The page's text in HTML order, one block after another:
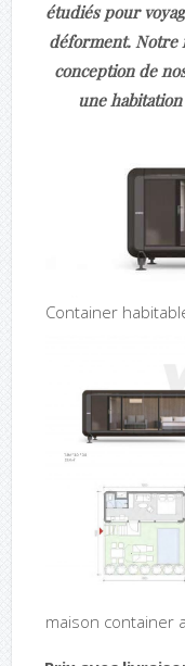
étudiés pour
déforment. Notre
conception de
une
Container
maison container